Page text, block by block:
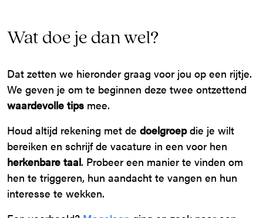
Wat doe je dan wel?
Dat zetten we hieronder graag voor jou op een rijtje.
We geven je om te beginnen deze twee ontzettend
waardevolle tips mee.
Houd altijd rekening met de doelgroepdie je wilt
bereiken en schrijf de vacature in een voor hen
herkenbare taal. Probeer een manier te vinden om
hen te triggeren, hun aandacht te vangen en hun
interesse te wekken.